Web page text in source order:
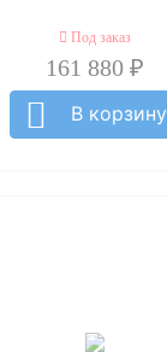
Под заказ
161 880 ₽
В корзину